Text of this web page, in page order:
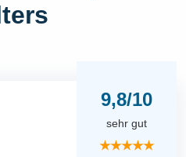
9,8/10
sehr gut
★★★★★